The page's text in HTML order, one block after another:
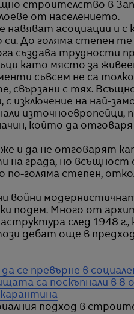
строителство в
от населението.
навяват асоциации и с
До голяма степен
създава трудности
като място за
съвсем не са
свързани с тях.
с изключение на най-
източноевропейци,
който да
и да не отговарят
на града, но
по-голяма степен,
войни
подем. Много от
след 1948
дебат още в
се превърне в
са поскъпнали в 8
подход в